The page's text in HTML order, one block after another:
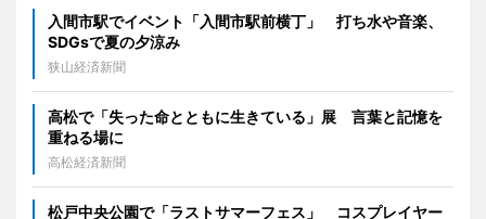
入間市駅でイベント「入間市駅前横丁」 打ち水や音楽、
SDGsで夏の夕涼み
狭山経済新聞
高松で「失った命とともに生きている」展 言葉と記憶を
重ねる場に
高松経済新聞
松戸中央公園で「ラストサマーフェス」 コスプレイヤー